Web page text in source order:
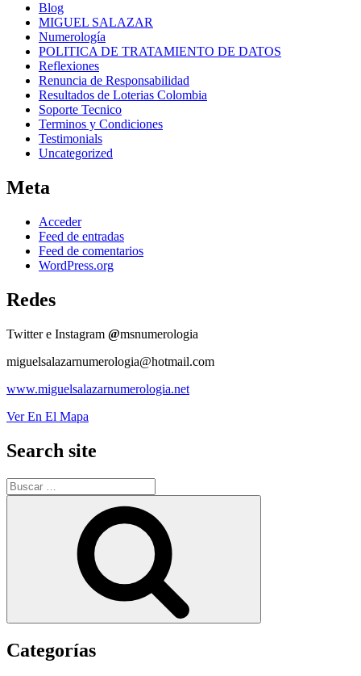
Blog
MIGUEL SALAZAR
Numerología
POLITICA DE TRATAMIENTO DE DATOS
Reflexiones
Renuncia de Responsabilidad
Resultados de Loterias Colombia
Soporte Tecnico
Terminos y Condiciones
Testimonials
Uncategorized
Meta
Acceder
Feed de entradas
Feed de comentarios
WordPress.org
Redes
Twitter e Instagram @msnumerologia
miguelsalazarnumerologia@hotmail.com
www.miguelsalazarnumerologia.net
Ver En El Mapa
Search site
Buscar
por:
Categorías